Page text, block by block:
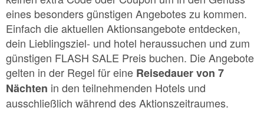
eines besonders günstigen Angebotes zu kommen.
Einfach die aktuellen Aktionsangebote entdecken,
dein Lieblingsziel- und hotel heraussuchen und zum
günstigen FLASH SALE Preis buchen. Die Angebote
gelten in der Regel für eine Reisedauer von 7
Nächten in den teilnehmenden Hotels und
ausschließlich während des Aktionszeitraumes.